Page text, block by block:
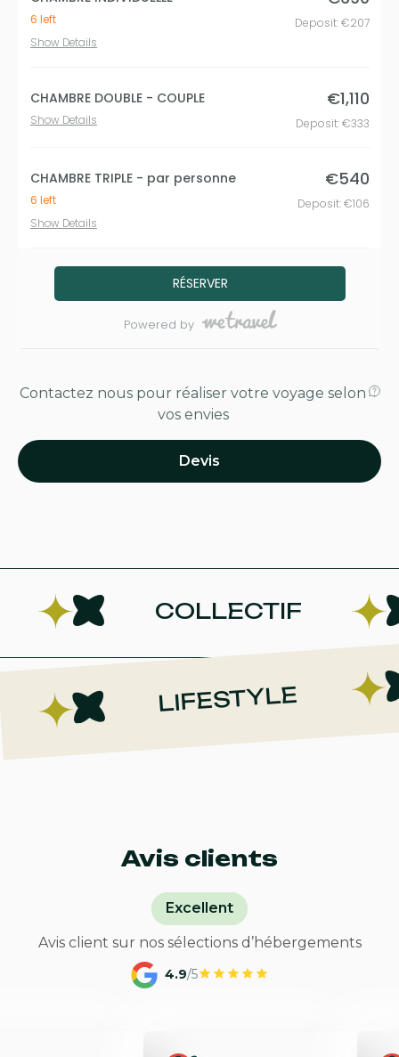
Contactez nous pour réaliser votre voyage selon
vos envies
Devis
COLLECTIF
LIFESTYLE
Avis clients
Excellent
Avis client sur nos sélections d’hébergements
4.9/5